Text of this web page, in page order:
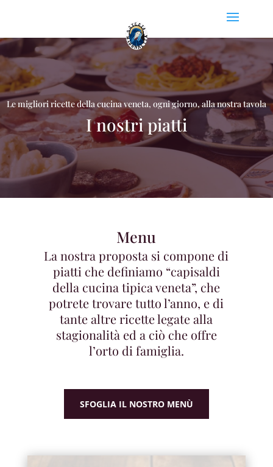
Le migliori ricette della cucina veneta, ogni giorno, alla nostra tavola
I nostri piatti
Menu
La nostra proposta si compone di
piatti che definiamo “capisaldi
della cucina tipica veneta”, che
potrete trovare tutto l’anno, e di
tante altre ricette legate alla
stagionalità ed a ciò che offre
l’orto di famiglia.
SFOGLIA IL NOSTRO MENÙ